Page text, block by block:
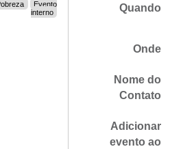
Quando
Onde
Nome do
Contato
Adicionar
evento ao
Evento
interno